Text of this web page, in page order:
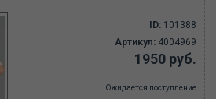
ID: 101388
Артикул: 4004969
1950 руб.
Ожидается поступление